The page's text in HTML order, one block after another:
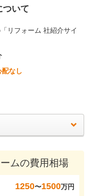
ついて
リフォーム 社紹介サイ
配なし
ムの費用相場
1250〜1500万円